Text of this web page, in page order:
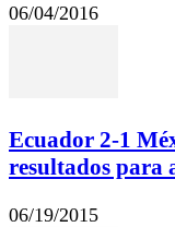
06/04/2016
Ecuador 2-1
resultados para
06/19/2015